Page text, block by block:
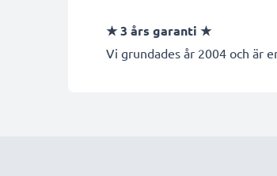
★ 3 års garanti ★
Vi grundades år 2004 och är